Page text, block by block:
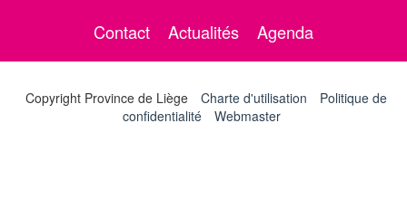
Contact Actualités Agenda
Copyright Province de Liège Charte d'utilisation
Politique de
confidentialité
Webmaster